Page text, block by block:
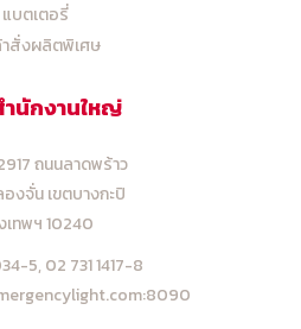
แบตเตอรี่
สั่งผลิตพิเศษ
นักงานใหญ่
ถนนลาดพร้าว
งจั่น เขตบางกะปิ
เทพฯ 10240
5, 02 731 1417-8
:8090